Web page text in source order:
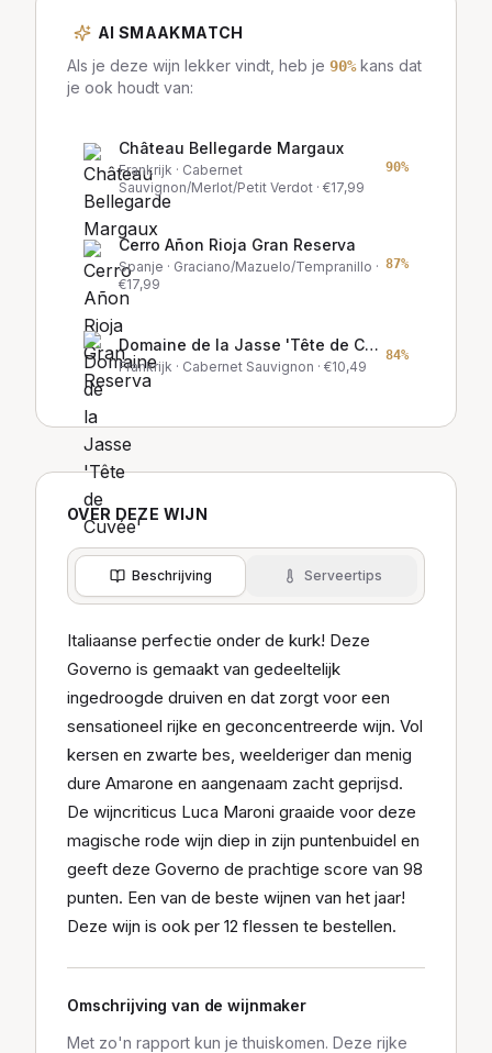
AI SMAAKMATCH
Als je deze wijn lekker vindt, heb je 90%kans dat
je ook houdt van:
Château Bellegarde Margaux
Frankrijk · Cabernet
Sauvignon/Merlot/Petit Verdot · €17,99
90%
Cerro Añon Rioja Gran Reserva
Spanje · Graciano/Mazuelo/Tempranillo ·
€17,99
87%
Domaine de la Jasse 'Tête de Cuvée'
Frankrijk · Cabernet Sauvignon · €10,49
84%
OVER DEZE WIJN
Beschrijving Serveertips
Italiaanse perfectie onder de kurk! Deze
Governo is gemaakt van gedeeltelijk
ingedroogde druiven en dat zorgt voor een
sensationeel rijke en geconcentreerde wijn. Vol
kersen en zwarte bes, weelderiger dan menig
dure Amarone en aangenaam zacht geprijsd.
De wijncriticus Luca Maroni graaide voor deze
magische rode wijn diep in zijn puntenbuidel en
geeft deze Governo de prachtige score van 98
punten. Een van de beste wijnen van het jaar!
Deze wijn is ook per 12 flessen te bestellen.
Omschrijving van de wijnmaker
Met zo'n rapport kun je thuiskomen. Deze rijke